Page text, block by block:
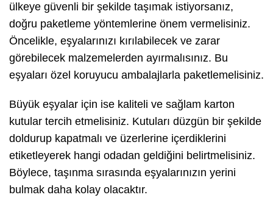
ülkeye güvenli bir şekilde taşımak istiyorsanız,
doğru paketleme yöntemlerine önem vermelisiniz.
Öncelikle, eşyalarınızı kırılabilecek ve zarar
görebilecek malzemelerden ayırmalısınız. Bu
eşyaları özel koruyucu ambalajlarla paketlemelisiniz.
Büyük eşyalar için ise kaliteli ve sağlam karton
kutular tercih etmelisiniz. Kutuları düzgün bir şekilde
doldurup kapatmalı ve üzerlerine içerdiklerini
etiketleyerek hangi odadan geldiğini belirtmelisiniz.
Böylece, taşınma sırasında eşyalarınızın yerini
bulmak daha kolay olacaktır.